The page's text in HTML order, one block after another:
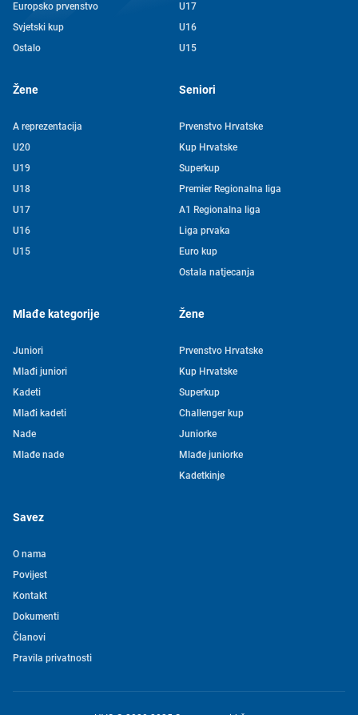
Europsko prvenstvo
Svjetski kup
Ostalo
U17
U16
U15
Žene
A reprezentacija
U20
U19
U18
U17
U16
U15
Seniori
Prvenstvo Hrvatske
Kup Hrvatske
Superkup
Premier Regionalna liga
A1 Regionalna liga
Liga prvaka
Euro kup
Ostala natjecanja
Mlađe kategorije
Juniori
Mlađi juniori
Kadeti
Mlađi kadeti
Nade
Mlađe nade
Žene
Prvenstvo Hrvatske
Kup Hrvatske
Superkup
Challenger kup
Juniorke
Mlađe juniorke
Kadetkinje
Savez
O nama
Povijest
Kontakt
Dokumenti
Članovi
Pravila privatnosti